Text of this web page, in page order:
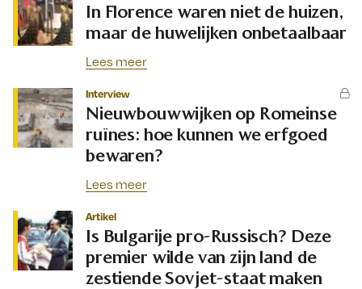
In Florence waren niet de huizen,
maar de huwelijken onbetaalbaar
Lees meer
Interview
Nieuwbouwwijken op Romeinse
ruïnes: hoe kunnen we erfgoed
bewaren?
Lees meer
Artikel
Is Bulgarije pro-Russisch? Deze
premier wilde van zijn land de
zestiende Sovjet-staat maken